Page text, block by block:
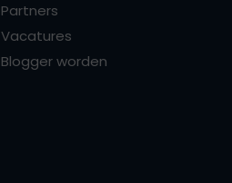
Partners
Vacatures
Blogger worden